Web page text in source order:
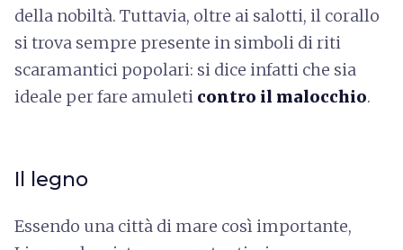
della nobiltà. Tuttavia, oltre ai salotti, il corallo
si trova sempre presente in simboli di riti
scaramantici popolari: si dice infatti che sia
ideale per fare amuleti contro il malocchio.
Il legno
Essendo una città di mare così importante,